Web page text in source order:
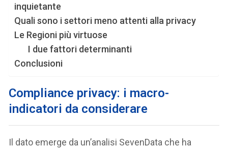
inquietante
Quali sono i settori meno attenti alla privacy
Le Regioni più virtuose
I due fattori determinanti
Conclusioni
Compliance privacy: i macro-
indicatori da considerare
Il dato emerge da un’analisi SevenData che ha